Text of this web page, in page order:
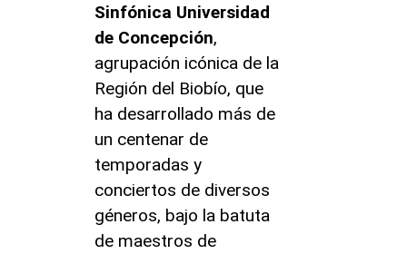
Sinfónica Universidad
de Concepción,
agrupación icónica de la
Región del Biobío, que
ha desarrollado más de
un centenar de
temporadas y
conciertos de diversos
géneros, bajo la batuta
de maestros de